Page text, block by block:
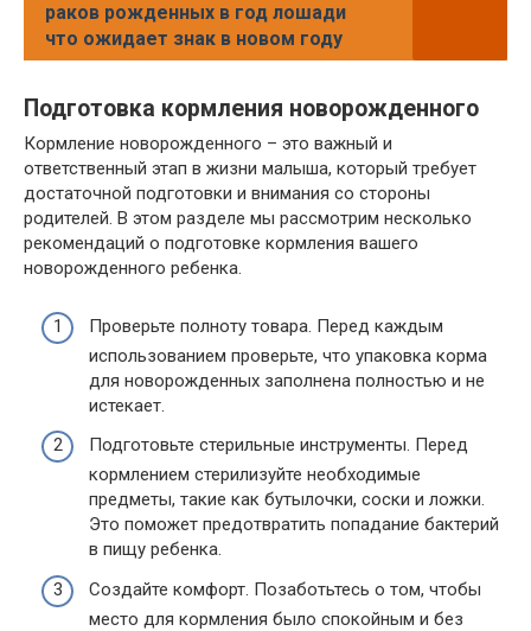
раков рожденных в год лошади
что ожидает знак в новом году
Подготовка кормления новорожденного
Кормление новорожденного – это важный и
ответственный этап в жизни малыша, который требует
достаточной подготовки и внимания со стороны
родителей. В этом разделе мы рассмотрим несколько
рекомендаций о подготовке кормления вашего
новорожденного ребенка.
Проверьте полноту товара. Перед каждым
использованием проверьте, что упаковка корма
для новорожденных заполнена полностью и не
истекает.
Подготовьте стерильные инструменты. Перед
кормлением стерилизуйте необходимые
предметы, такие как бутылочки, соски и ложки.
Это поможет предотвратить попадание бактерий
в пищу ребенка.
Создайте комфорт. Позаботьтесь о том, чтобы
место для кормления было спокойным и без